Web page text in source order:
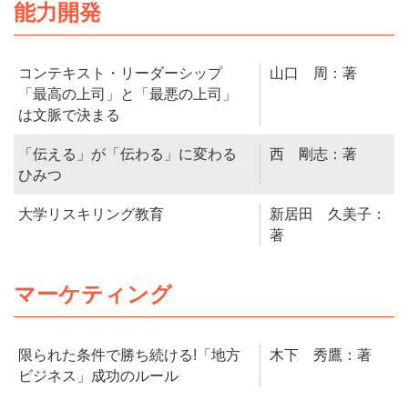
能力開発
コンテキスト・リーダーシップ
「最高の上司」と「最悪の上司」
は文脈で決まる
山口 周：著
「伝える」が「伝わる」に変わる
ひみつ
西 剛志：著
大学リスキリング教育
新居田 久美子：
著
マーケティング
限られた条件で勝ち続ける!「地方
ビジネス」成功のルール
木下 秀鷹：著